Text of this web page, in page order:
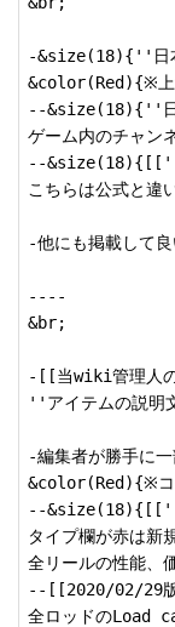
-&size(18){''日
&color(Red){※上
--&size(18){''日
ゲーム内のチャ
--
こちらは公式と違
-他にも掲載して
----
&br;
-[[当wiki管理人
''アイテムの説明
-編集者が勝手に一
&color(Red){※コ
--
タイプ欄が赤は新
全リールの性能、
--[[2020/02/29版
全ロッドのLoad